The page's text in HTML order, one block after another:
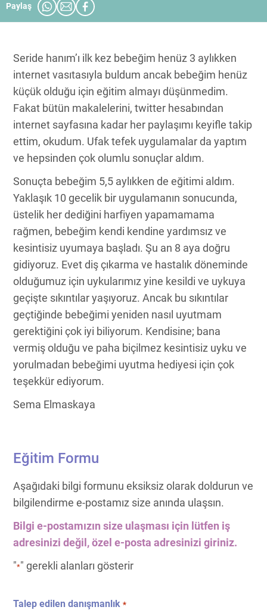
Paylaş
Seride hanım’ı ilk kez bebeğim henüz 3 aylıkken
internet vasıtasıyla buldum ancak bebeğim henüz
küçük olduğu için eğitim almayı düşünmedim.
Fakat bütün makalelerini, twitter hesabından
internet sayfasına kadar her paylaşımı keyifle takip
ettim, okudum. Ufak tefek uygulamalar da yaptım
ve hepsinden çok olumlu sonuçlar aldım.
Sonuçta bebeğim 5,5 aylıkken de eğitimi aldım.
Yaklaşık 10 gecelik bir uygulamanın sonucunda,
üstelik her dediğini harfiyen yapamamama
rağmen, bebeğim kendi kendine yardımsız ve
kesintisiz uyumaya başladı. Şu an 8 aya doğru
gidiyoruz. Evet diş çıkarma ve hastalık döneminde
olduğumuz için uykularımız yine kesildi ve uykuya
geçişte sıkıntılar yaşıyoruz. Ancak bu sıkıntılar
geçtiğinde bebeğimi yeniden nasıl uyutmam
gerektiğini çok iyi biliyorum. Kendisine; bana
vermiş olduğu ve paha biçilmez kesintisiz uyku ve
yorulmadan bebeğimi uyutma hediyesi için çok
teşekkür ediyorum.
Sema Elmaskaya
Eğitim Formu
Aşağıdaki bilgi formunu eksiksiz olarak doldurun ve
bilgilendirme e-postamız size anında ulaşsın.
Bilgi e-postamızın size ulaşması için lütfen iş
adresinizi değil, özel e-posta adresinizi giriniz.
"*" gerekli alanları gösterir
Talep edilen danışmanlık *